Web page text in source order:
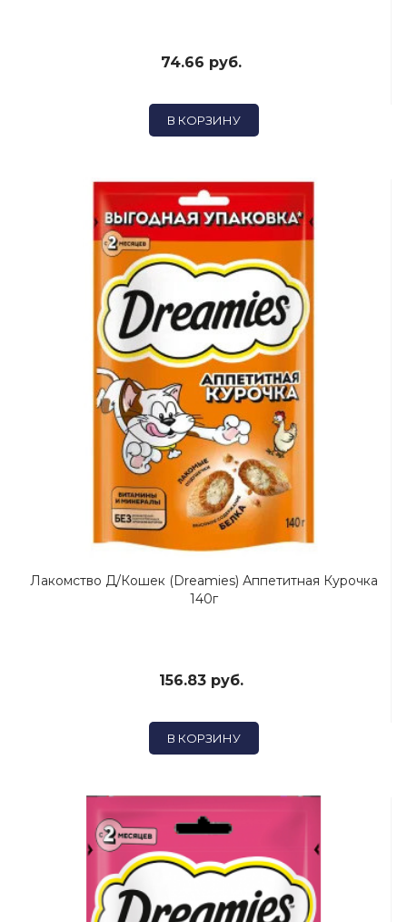
74.66 руб.
В КОРЗИНУ
Лакомство Д/кошек (Dreamies) Аппетитная Курочка
140г
156.83 руб.
В КОРЗИНУ